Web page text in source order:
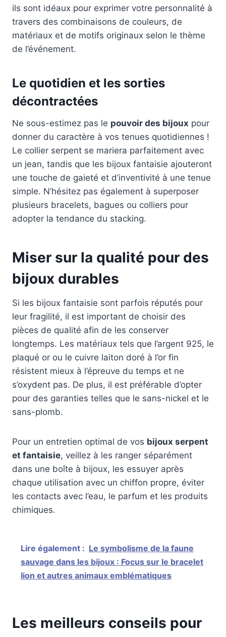
ils sont idéaux pour exprimer votre personnalité à
travers des combinaisons de couleurs, de
matériaux et de motifs originaux selon le thème
de l’événement.
Le quotidien et les sorties
décontractées
Ne sous-estimez pas le pouvoir des bijoux pour
donner du caractère à vos tenues quotidiennes !
Le collier serpent se mariera parfaitement avec
un jean, tandis que les bijoux fantaisie ajouteront
une touche de gaieté et d’inventivité à une tenue
simple. N’hésitez pas également à superposer
plusieurs bracelets, bagues ou colliers pour
adopter la tendance du stacking.
Miser sur la qualité pour des
bijoux durables
Si les bijoux fantaisie sont parfois réputés pour
leur fragilité, il est important de choisir des
pièces de qualité afin de les conserver
longtemps. Les matériaux tels que l’argent 925, le
plaqué or ou le cuivre laiton doré à l’or fin
résistent mieux à l’épreuve du temps et ne
s’oxydent pas. De plus, il est préférable d’opter
pour des garanties telles que le sans-nickel et le
sans-plomb.
Pour un entretien optimal de vos bijoux serpent
et fantaisie, veillez à les ranger séparément
dans une boîte à bijoux, les essuyer après
chaque utilisation avec un chiffon propre, éviter
les contacts avec l’eau, le parfum et les produits
chimiques.
Lire également : Le symbolisme de la faune
sauvage dans les bijoux : Focus sur le bracelet
lion et autres animaux emblématiques
Les meilleurs conseils pour